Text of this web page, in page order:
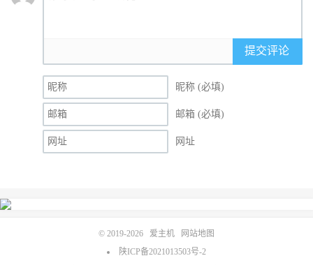
提交评论
昵称 (必填)
邮箱 (必填)
网址
© 2019-2026 爱主机
网站地图
陕ICP备2021013503号-2